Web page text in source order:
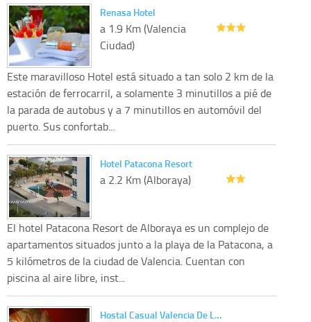
Renasa Hotel
a 1.9 Km (Valencia
Ciudad)
Este maravilloso Hotel está situado a tan solo 2 km de la
estación de ferrocarril, a solamente 3 minutillos a pié de
la parada de autobus y a 7 minutillos en automóvil del
puerto. Sus confortab...
Hotel Patacona Resort
a 2.2 Km (Alboraya)
El hotel Patacona Resort de Alboraya es un complejo de
apartamentos situados junto a la playa de la Patacona, a
5 kilómetros de la ciudad de Valencia. Cuentan con
piscina al aire libre, inst...
Hostal Casual Valencia De L…